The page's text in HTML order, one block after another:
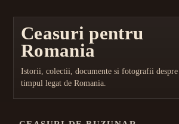
Ceasuri pentru
Romania
Istorii, colectii, documente si fotografii despre
timpul legat de Romania.